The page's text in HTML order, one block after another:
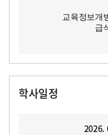
교육정보개
급
학사일정
2026.